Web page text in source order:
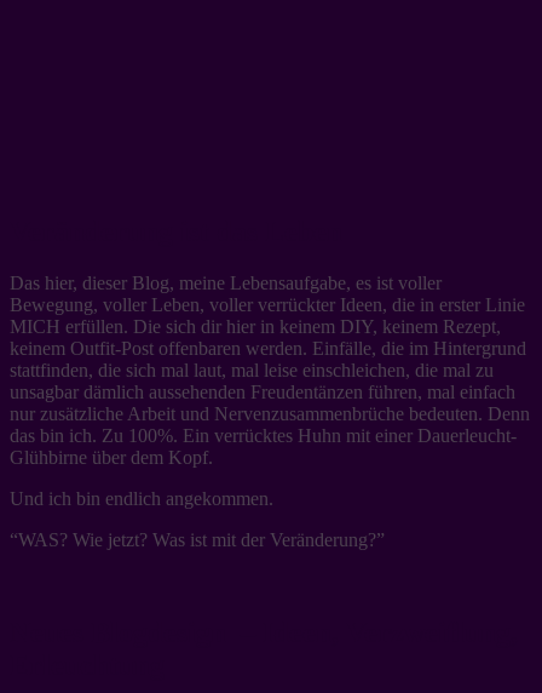
Das hier, dieser Blog, meine Lebensaufgabe, es ist voller
Bewegung, voller Leben, voller verrückter Ideen, die in erster Linie
MICH erfüllen. Die sich dir hier in keinem DIY, keinem Rezept,
keinem Outfit-Post offenbaren werden. Einfälle, die im Hintergrund
stattfinden, die sich mal laut, mal leise einschleichen, die mal zu
unsagbar dämlich aussehenden Freudentänzen führen, mal einfach
nur zusätzliche Arbeit und Nervenzusammenbrüche bedeuten. Denn
das bin ich. Zu 100%. Ein verrücktes Huhn mit einer Dauerleucht-
Glühbirne über dem Kopf.
Und ich bin endlich angekommen.
“WAS? Wie jetzt? Was ist mit der Veränderung?”